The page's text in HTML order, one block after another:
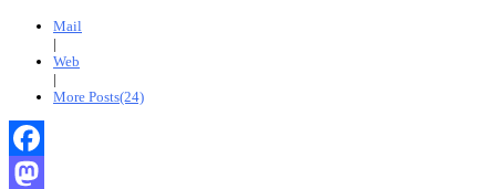
Mail
|
Web
|
More Posts(24)
Facebook